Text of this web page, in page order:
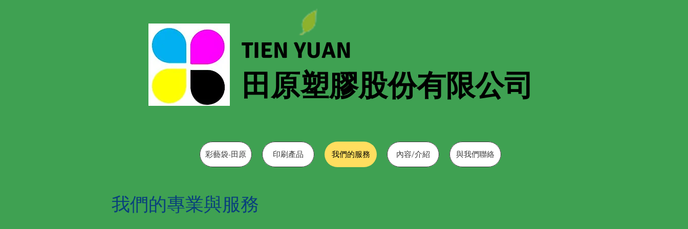
TIEN YUAN
田原塑膠股份有限公司
彩藝袋-田原 印刷產品 我們的服務 內容/介紹 與我們聯絡
我們的專業與服務